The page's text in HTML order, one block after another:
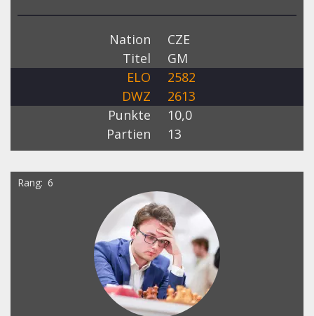
Nation
CZE
Titel
GM
ELO
2582
DWZ
2613
Punkte
10,0
Partien
13
Rang 6